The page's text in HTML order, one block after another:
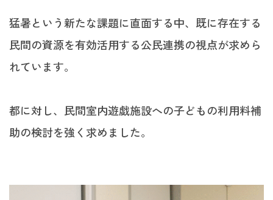
猛暑という新たな課題に直面する中、既に存在する
民間の資源を有効活用する公民連携の視点が求めら
れています。
都に対し、民間室内遊戯施設への子どもの利用料補
助の検討を強く求めました。